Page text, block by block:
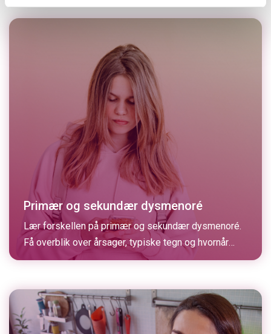
operation og henvisning til specialiserede centre.
Primær og sekundær dysmenoré
Lær forskellen på primær og sekundær dysmenoré.
Få overblik over årsager, typiske tegn og hvornår
menstruationssmerter bør undersøges nærmere.